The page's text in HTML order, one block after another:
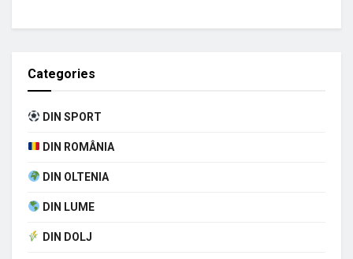
Categories
DIN SPORT
DIN ROMÂNIA
DIN OLTENIA
DIN LUME
DIN DOLJ